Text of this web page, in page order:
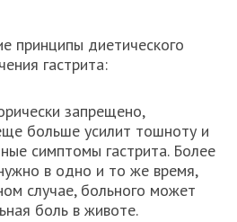
принципы диетического
гастрита:
запрещено,
больше усилит тошноту и
симптомы гастрита. Более
в одно и то же время,
случае, больного может
боль в животе.